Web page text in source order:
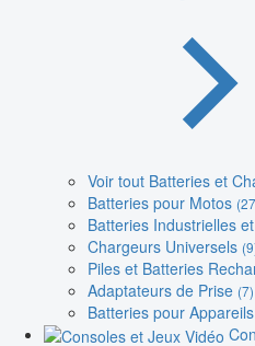
Voir tout Batteries et
Batteries pour Motos
Batteries Industrielles
Chargeurs Universels
Piles et Batteries
Adaptateurs de Prise (7)
Batteries pour